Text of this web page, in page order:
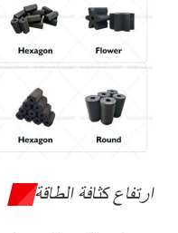
ارتفاع كثافة الطاقة